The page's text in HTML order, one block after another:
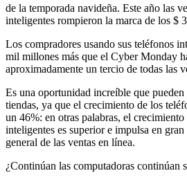
de la temporada navideña. Este año las
inteligentes rompieron la marca de los $
Los compradores usando sus teléfonos
mil millones más que el Cyber ​​Monday
aproximadamente un tercio de todas las
Es una oportunidad increíble que
tiendas, ya que el crecimiento de los
un 46%: en otras palabras, el
inteligentes es superior e impulsa en
general de las ventas en línea.
¿Continúan las computadoras continúan